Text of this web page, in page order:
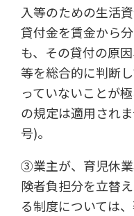
入等のための生活
貸付金を賃金から
も、その貸付の原
等を総合的に判断
っていないことが
の規定は適用され
号)。
③業主が、育児休
険者負担分を立替
る制度については